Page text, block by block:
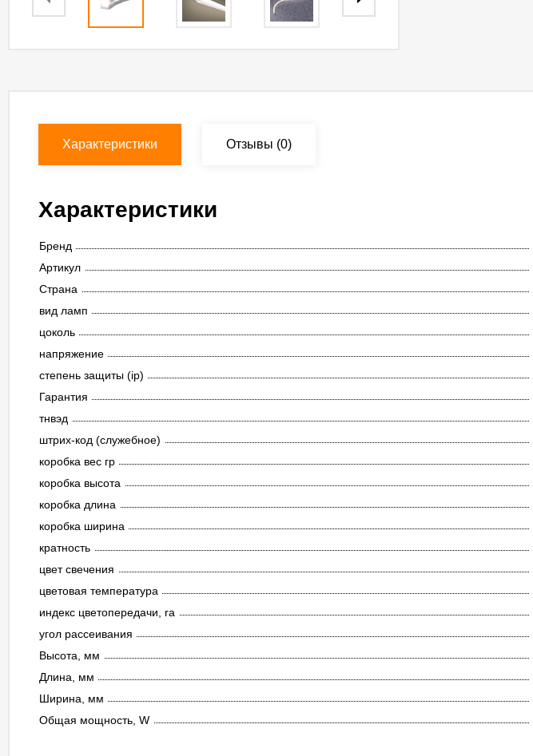
Характеристики Отзывы (0)
Характеристики
Бренд
Артикул
Страна
вид ламп
цоколь
напряжение
степень защиты (ip)
Гарантия
тнвэд
штрих-код (служебное)
коробка вес гр
коробка высота
коробка длина
коробка ширина
кратность
цвет свечения
цветовая температура
индекс цветопередачи, ra
угол рассеивания
Высота, мм
Длина, мм
Ширина, мм
Общая мощность, W